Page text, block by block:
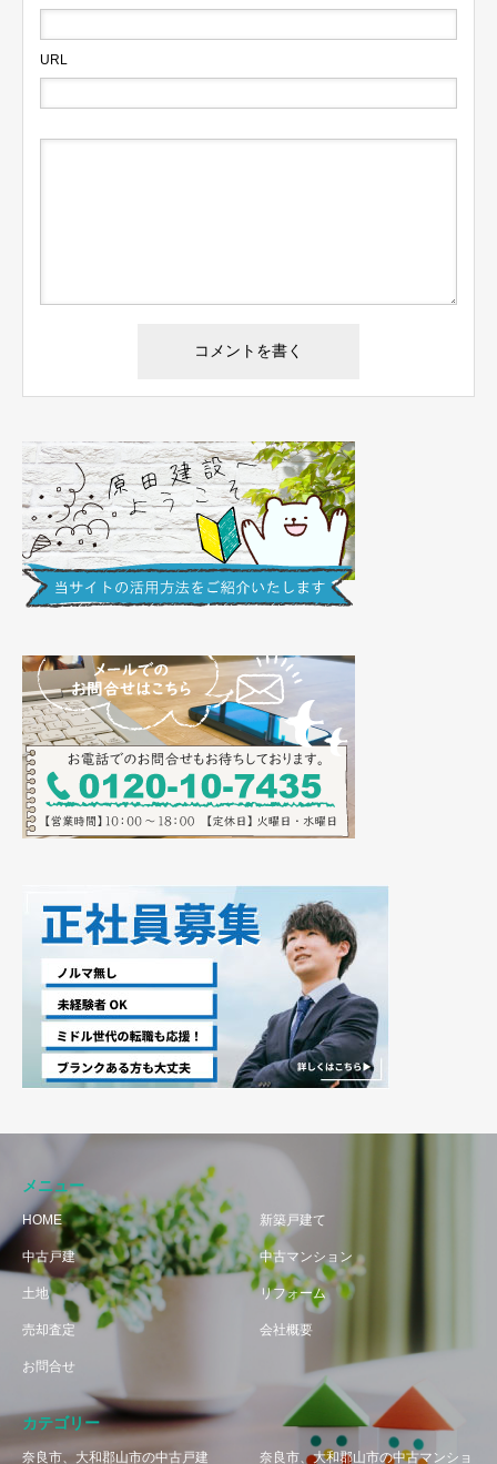
URL
メニュー
HOME 新築戸建て
中古戸建 中古マンション
土地 リフォーム
売却査定 会社概要
お問合せ
カテゴリー
奈良市、大和郡山市の中古戸建 奈良市、大和郡山市の中古マンショ